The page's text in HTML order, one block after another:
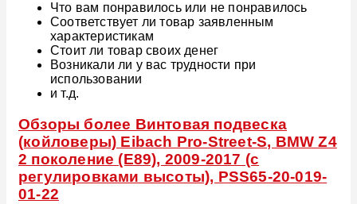
Что вам понравилось или не понравилось
Соответствует ли товар заявленным
характеристикам
Стоит ли товар своих денег
Возникали ли у вас трудности при
использовании
и т.д.
Обзоры более Винтовая подвеска
(койловеры) Eibach Pro-Street-S, BMW Z4
2 поколение (E89), 2009-2017 (с
регулировками высоты), PSS65-20-019-
01-22